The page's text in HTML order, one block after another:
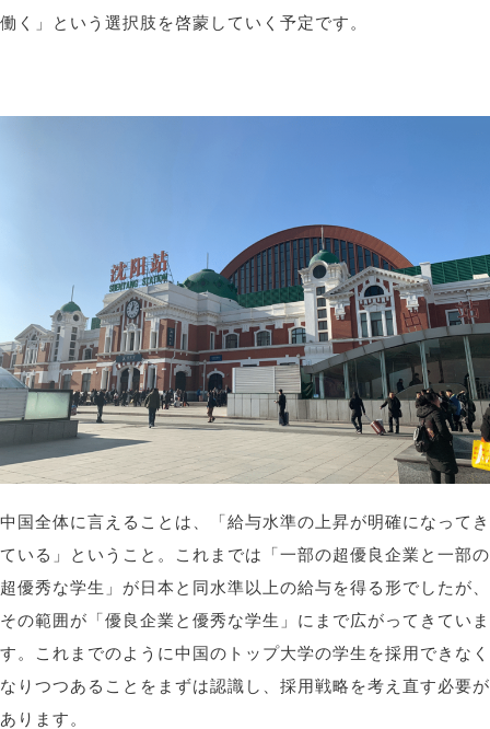
働く」という選択肢を啓蒙していく予定です。
中国全体に言えることは、「給与水準の上昇が明確になってき
ている」ということ。これまでは「一部の超優良企業と一部の
超優秀な学生」が日本と同水準以上の給与を得る形でしたが、
その範囲が「優良企業と優秀な学生」にまで広がってきていま
す。これまでのように中国のトップ大学の学生を採用できなく
なりつつあることをまずは認識し、採用戦略を考え直す必要が
あります。